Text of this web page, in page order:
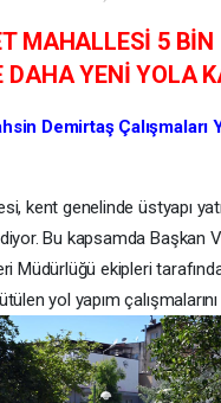
MAHALLESİ 5 BİN
DAHA YENİ YOLA
Demirtaş Çalışmaları
kent genelinde üstyapı
Bu kapsamda Başkan
Müdürlüğü ekipleri
yol yapım